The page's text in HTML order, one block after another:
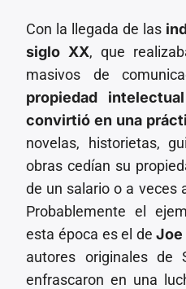
Con la llegada de las
siglo XX, que
masivos de
propiedad
convirtió en una
novelas, historietas,
obras cedían su
de un salario o a veces
Probablemente el
esta época es el deJoe
autores originales de
enfrascaron en una